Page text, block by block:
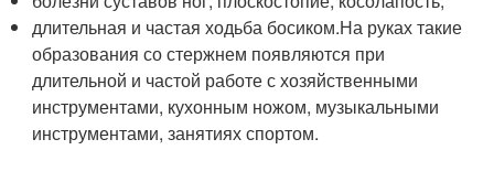
длительная и частая ходьба босиком.На руках такие
образования со стержнем появляются при
длительной и частой работе с хозяйственными
инструментами, кухонным ножом, музыкальными
инструментами, занятиях спортом.